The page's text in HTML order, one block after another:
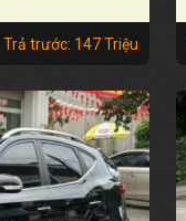
Trả trước: 147 Triệu